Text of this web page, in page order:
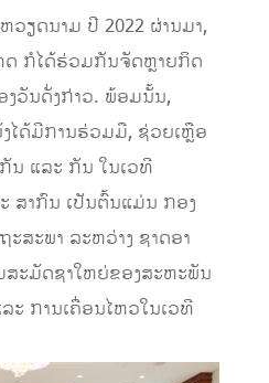
ຽດນາມ ປີ 2022 ຜ່ານມາ,
ດ ກໍໄດ້ຮ່ວມກັນຈັດຫຼາຍກິດ
ງວັນດັ່ງກ່າວ. ພ້ອມນັ້ນ,
ໄດ້ມີການຮ່ວມມື, ຊ່ວຍເຫຼືອ
ນ ແລະ ກັນ ໃນເວທີ
ສາກົນ ເປັນຕົ້ນແມ່ນ ກອງ
ສະພາ ລະຫວ່າງ ຊາດອາ
ສະມັດຊາໃຫຍ່ຂອງສະຫະພັນ
ະ ການເຄື່ອນໄຫວໃນເວທີ